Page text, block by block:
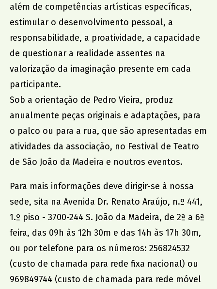
além de competências artísticas específicas,
estimular o desenvolvimento pessoal, a
responsabilidade, a proatividade, a capacidade
de questionar a realidade assentes na
valorização da imaginação presente em cada
participante.
Sob a orientação de Pedro Vieira, produz
anualmente peças originais e adaptações, para
o palco ou para a rua, que são apresentadas em
atividades da associação, no Festival de Teatro
de São João da Madeira e noutros eventos.
Para mais informações deve dirigir-se à nossa
sede, sita na Avenida Dr. Renato Araújo, n.º 441,
1.º piso - 3700-244 S. João da Madeira, de 2ª a 6ª
feira, das 09h às 12h 30m e das 14h às 17h 30m,
ou por telefone para os números: 256824532
(custo de chamada para rede fixa nacional) ou
969849744 (custo de chamada para rede móvel